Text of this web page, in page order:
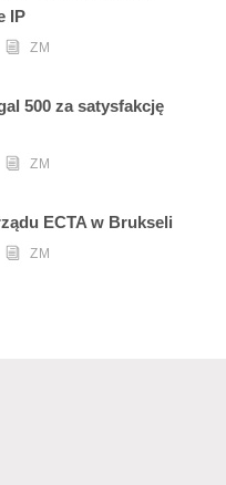
IP
ZM
500 za satysfakcję
ZM
ECTA w Brukseli
ZM